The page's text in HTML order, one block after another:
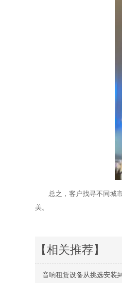
总之，客户找寻不同城
美。
【相关推荐】
音响租赁设备从挑选安装